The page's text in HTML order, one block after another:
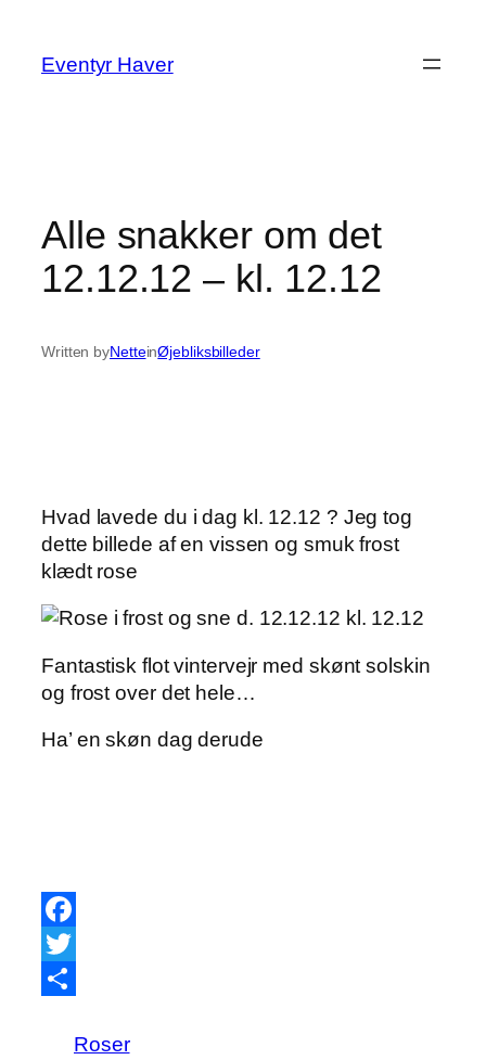
indhold
Eventyr Haver
Alle snakker om det
12.12.12 – kl. 12.12
Written byNetteinØjebliksbilleder
Hvad lavede du i dag kl. 12.12 ? Jeg tog
dette billede af en vissen og smuk frost
klædt rose
Fantastisk flot vintervejr med skønt solskin
og frost over det hele…
Ha’ en skøn dag derude
Facebook
Twitter
Roser